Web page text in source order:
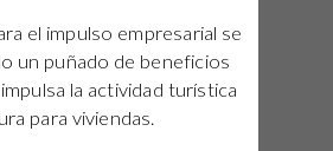
el impulso empresarial se
un puñado de beneficios
la actividad turística
para viviendas.